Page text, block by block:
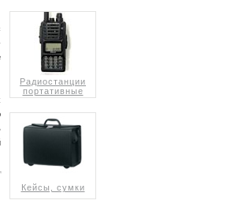
Радиостанции
портативные
Кейсы, сумки